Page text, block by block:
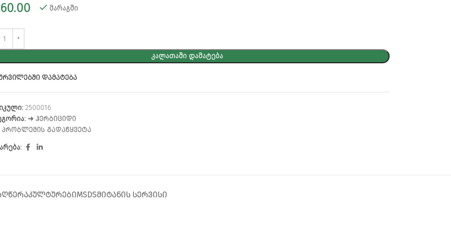
მარაგში
ᲙᲐᲚᲐᲗᲐᲨᲘ ᲓᲐᲛᲐᲢᲔᲑᲐ
ᲓᲐᲛᲐᲢᲔᲑᲐ
2500016
➜ ᲰᲔᲠᲑᲘᲪᲘᲓᲘ
ᲞᲠᲝᲑᲚᲔᲛᲘᲡ ᲒᲐᲓᲐᲬᲧᲕᲔᲢᲐ
ᲙᲣᲚᲢᲣᲠᲔᲑᲘMSDSᲛᲘᲢᲐᲜᲘᲡ ᲡᲔᲠᲕᲘᲡᲘ